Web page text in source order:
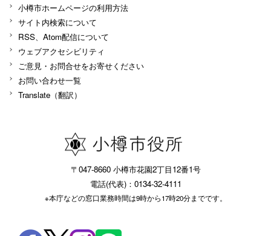
小樽市ホームページの利用方法
サイト内検索について
RSS、Atom配信について
ウェブアクセシビリティ
ご意見・お問合せをお寄せください
お問い合わせ一覧
Translate（翻訳）
〒047-8660 小樽市花園2丁目12番1号
電話(代表)：0134-32-4111
※本庁などの窓口業務時間は9時から17時20分までです。